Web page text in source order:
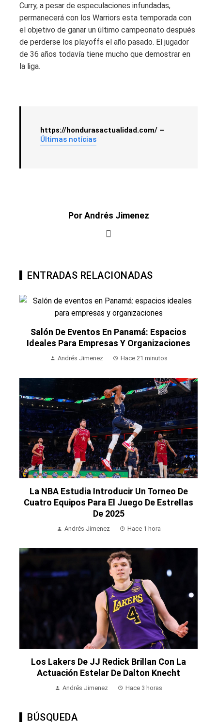
Curry, a pesar de especulaciones infundadas,
permanecerá con los Warriors esta temporada con
el objetivo de ganar un último campeonato después
de perderse los playoffs el año pasado. El jugador
de 36 años todavía tiene mucho que demostrar en
la liga.
https://hondurasactualidad.com/ –
Últimas notícias
Por Andrés Jimenez
ENTRADAS RELACIONADAS
Salón De Eventos En Panamá: Espacios
Ideales Para Empresas Y Organizaciones
Andrés Jimenez Hace 21 minutos
La NBA Estudia Introducir Un Torneo De
Cuatro Equipos Para El Juego De Estrellas
De 2025
Andrés Jimenez Hace 1 hora
Los Lakers De JJ Redick Brillan Con La
Actuación Estelar De Dalton Knecht
Andrés Jimenez Hace 3 horas
BÚSQUEDA